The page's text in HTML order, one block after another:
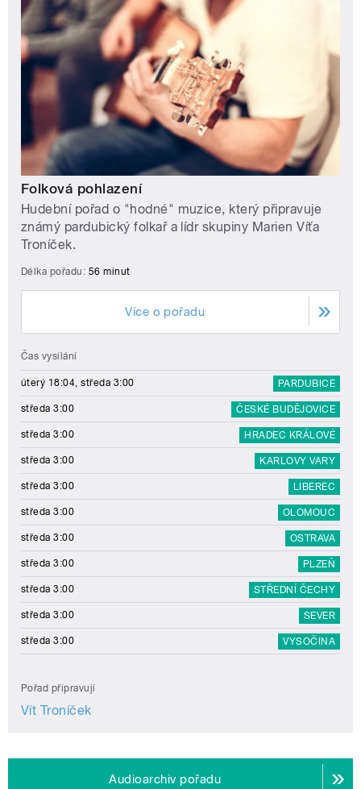
Folková pohlazení
Hudební pořad o "hodné" muzice, který připravuje
známý pardubický folkař a lídr skupiny Marien Víťa
Troníček.
Délka pořadu: 56 minut
Více o pořadu
Čas vysílání
úterý 18:04, středa 3:00 PARDUBICE
středa 3:00 ČESKÉ BUDĚJOVICE
středa 3:00 HRADEC KRÁLOVÉ
středa 3:00 KARLOVY VARY
středa 3:00 LIBEREC
středa 3:00 OLOMOUC
středa 3:00 OSTRAVA
středa 3:00 PLZEŇ
středa 3:00 STŘEDNÍ ČECHY
středa 3:00 SEVER
středa 3:00 VYSOČINA
Pořad připravují
Vít Troníček
Audioarchiv pořadu